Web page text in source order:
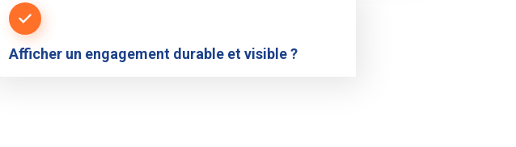
Afficher un engagement durable et visible ?